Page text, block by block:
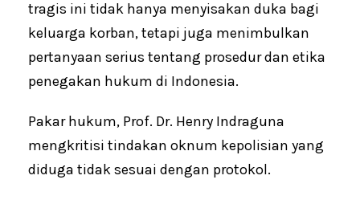
tragis ini tidak hanya menyisakan duka bagi
keluarga korban, tetapi juga menimbulkan
pertanyaan serius tentang prosedur dan etika
penegakan hukum di Indonesia.
Pakar hukum, Prof. Dr. Henry Indraguna
mengkritisi tindakan oknum kepolisian yang
diduga tidak sesuai dengan protokol.